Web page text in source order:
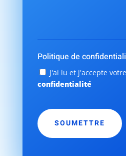
Politique de
J'ai lu et j'accepte votre
confidentialité